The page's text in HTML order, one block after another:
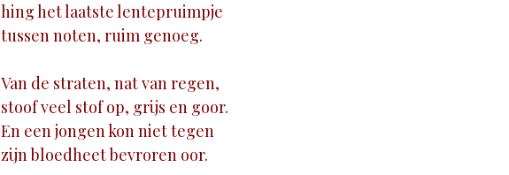
hing het laatste lentepruimpje
tussen noten, ruim genoeg.
Van de straten, nat van regen,
stoof veel stof op, grijs en goor.
En een jongen kon niet tegen
zijn bloedheet bevroren oor.